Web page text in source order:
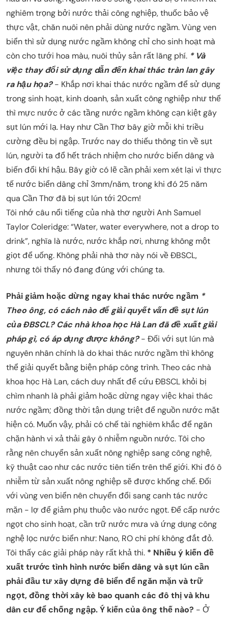
nghiêm trọng bởi nước thải công nghiệp, thuốc bảo vệ
thực vật, chăn nuôi nên phải dùng nước ngầm. Vùng ven
biển thì sử dụng nước ngầm không chỉ cho sinh hoạt mà
còn cho tưới hoa màu, nuôi thủy sản rất lãng phí. * Và
việc thay đổi sử dụng dẫn đến khai thác tràn lan gây
ra hậu họa?- Khắp nơi khai thác nước ngầm để sử dụng
trong sinh hoạt, kinh doanh, sản xuất công nghiệp như thế
thì mực nước ở các tầng nước ngầm không cạn kiệt gây
sụt lún mới lạ. Hay như Cần Thơ bây giờ mỗi khi triều
cường đều bị ngập. Trước nay do thiếu thông tin về sụt
lún, người ta đổ hết trách nhiệm cho nước biển dâng và
biến đổi khí hậu. Bây giờ có lẽ cần phải xem xét lại vì thực
tế nước biển dâng chỉ 3mm/năm, trong khi đó 25 năm
qua Cần Thơ đã bị sụt lún tới 20cm!
Tôi nhớ câu nổi tiếng của nhà thơ người Anh Samuel
Taylor Coleridge: “Water, water everywhere, not a drop to
drink”, nghĩa là nước, nước khắp nơi, nhưng không một
giọt để uống. Không phải nhà thơ này nói về ĐBSCL,
nhưng tôi thấy nó đang đúng với chúng ta.
Phải giảm hoặc dừng ngay khai thác nước ngầm *
Theo ông, có cách nào để giải quyết vấn đề sụt lún
của ĐBSCL? Các nhà khoa học Hà Lan đã đề xuất giải
pháp gì, có áp dụng được không?- Đối với sụt lún mà
nguyên nhân chính là do khai thác nước ngầm thì không
thể giải quyết bằng biện pháp công trình. Theo các nhà
khoa học Hà Lan, cách duy nhất để cứu ĐBSCL khỏi bị
chìm nhanh là phải giảm hoặc dừng ngay việc khai thác
nước ngầm; đồng thời tận dụng triệt để nguồn nước mặt
hiện có. Muốn vậy, phải có chế tài nghiêm khắc để ngăn
chặn hành vi xả thải gây ô nhiễm nguồn nước. Tôi cho
rằng nên chuyển sản xuất nông nghiệp sang công nghệ,
kỹ thuật cao như các nước tiên tiến trên thế giới. Khi đó ô
nhiễm từ sản xuất nông nghiệp sẽ được khống chế. Đối
với vùng ven biển nên chuyển đổi sang canh tác nước
mặn - lợ để giảm phụ thuộc vào nước ngọt. Để cấp nước
ngọt cho sinh hoạt, cần trữ nước mưa và ứng dụng công
nghệ lọc nước biển như: Nano, RO chi phí không đắt đỏ.
Tôi thấy các giải pháp này rất khả thi. * Nhiều ý kiến đề
xuất trước tình hình nước biển dâng và sụt lún cần
phải đầu tư xây dựng đê biển để ngăn mặn và trữ
ngọt, đồng thời xây kè bao quanh các đô thị và khu
dân cư để chống ngập. Ý kiến của ông thế nào? - Ở